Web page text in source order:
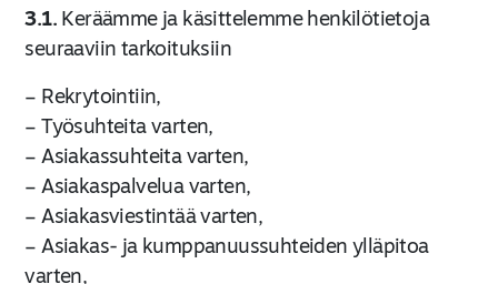
3.1. Keräämme ja käsittelemme henkilötietoja
seuraaviin tarkoituksiin
– Rekrytointiin,
– Työsuhteita varten,
– Asiakassuhteita varten,
– Asiakaspalvelua varten,
– Asiakasviestintää varten,
– Asiakas- ja kumppanuussuhteiden ylläpitoa
varten,